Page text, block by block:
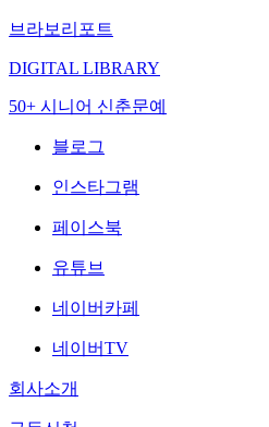
브라보리포트
DIGITAL LIBRARY
50+ 시니어 신춘문예
블로그
인스타그램
페이스북
유튜브
네이버카페
네이버TV
회사소개